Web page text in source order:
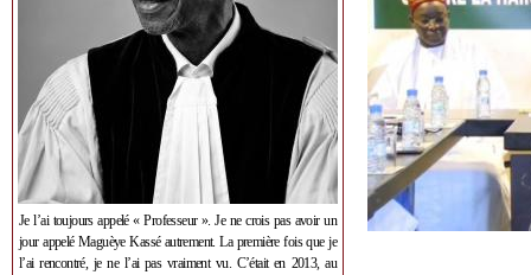
Je l’ai toujours appelé « Professeur ». Je ne crois pas avoir un
jour appelé Maguèye Kassé autrement. La première fois que je
l’ai rencontré, je ne l’ai pas vraiment vu. C’était en 2013, au